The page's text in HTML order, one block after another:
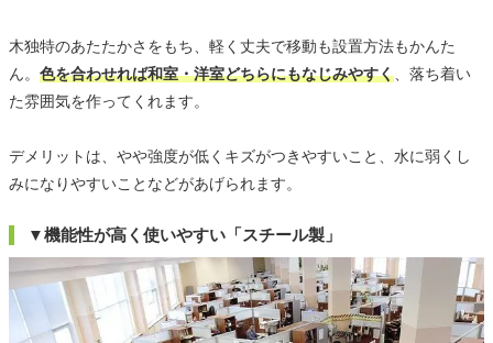
木独特のあたたかさをもち、軽く丈夫で移動も設置方法もかんた
ん。 色を合わせれば和室・洋室どちらにもなじみやすく、落ち着い
た雰囲気を作ってくれます。
デメリットは、やや強度が低くキズがつきやすいこと、水に弱くし
みになりやすいことなどがあげられます。
▼機能性が高く使いやすい「スチール製」